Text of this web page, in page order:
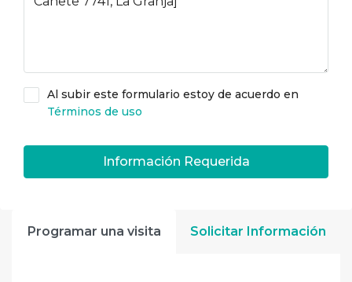
Al subir este formulario estoy de acuerdo en
Términos de uso
Información Requerida
Programar una visita Solicitar Información